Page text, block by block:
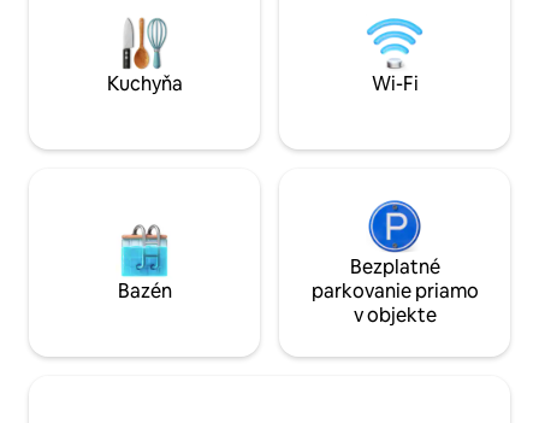
a ležadlami.
pohostinnosť
Kuchyňa Wi-Fi
Bazén
Bezplatné
parkovanie priamo
v objekte